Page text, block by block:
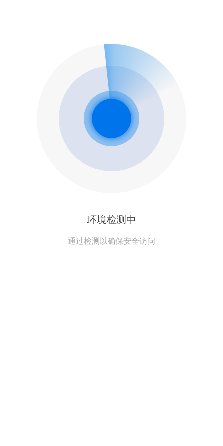
环境检测中
通过检测以确保安全访问